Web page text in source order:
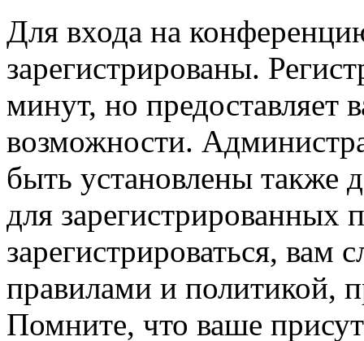
Для входа на
зарегистрированы.
минут, но предоставляет
возможности.
быть установлены также
для зарегистрированных
зарегистрироваться, вам
правилами и политикой,
Помните, что ваше